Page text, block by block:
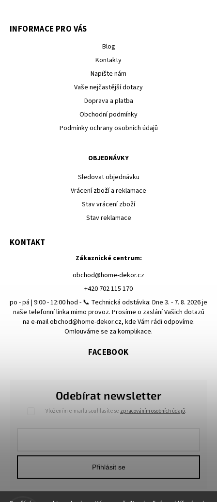
INFORMACE PRO VÁS
Blog
Kontakty
Napište nám
Vaše nejčastější dotazy
Doprava a platba
Obchodní podmínky
Podmínky ochrany osobních údajů
OBJEDNÁVKY
Sledovat objednávku
Vrácení zboží a reklamace
Stav vrácení zboží
Stav reklamace
Odebírat newsletter
Vložením e-mailu souhlasíte se zpracováním osobních údajů.
Přihlásit se
KONTAKT
Zákaznické centrum:
obchod@home-dekor.cz
+420 702 115 170
po - pá | 9:00 - 12:00 hod - 📞 Technická odstávka: Dne 3. - 7. 8. 2026 je
naše telefonní linka mimo provoz. Prosíme o zaslání Vašich dotazů
na e-mail obchod@home-dekor.cz, kde Vám rádi odpovíme.
Omlouváme se za komplikace.
FACEBOOK